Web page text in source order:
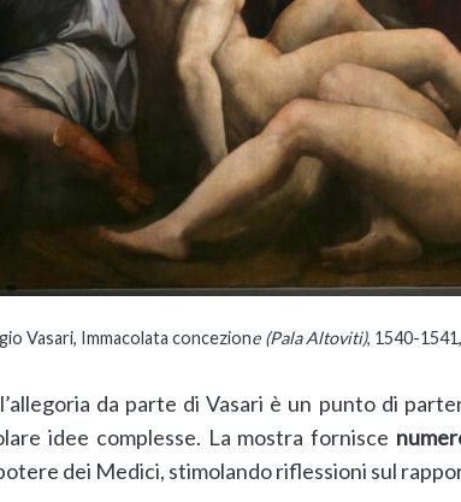
Vasari, Immacolata concezione (Pala Altoviti), 1540-
da parte di Vasari è un punto di
idee complesse. La mostra fornisce
dei Medici, stimolando riflessioni sul